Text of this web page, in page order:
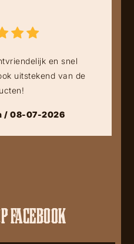
en snel
uitstekend van de
/ 08-07-2026
FACEBOOK